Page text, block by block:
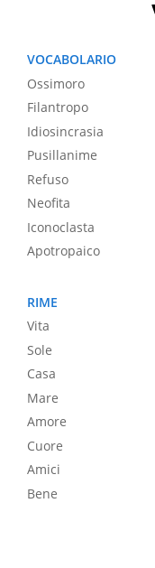
VOCABOLARIO
Ossimoro
Filantropo
Idiosincrasia
Pusillanime
Refuso
Neofita
Iconoclasta
Apotropaico
RIME
Vita
Sole
Casa
Mare
Amore
Cuore
Amici
Bene